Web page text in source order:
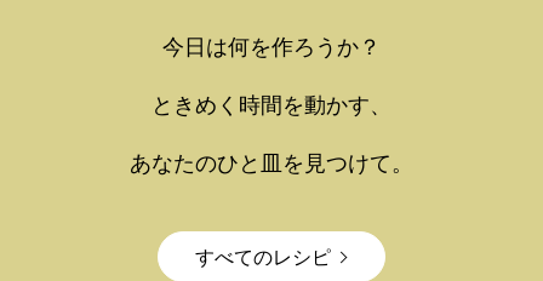
今日は何を作ろうか？
ときめく時間を動かす、
あなたのひと皿を見つけて。
すべてのレシピ